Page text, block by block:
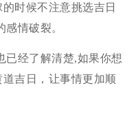
时候不注意挑选吉日
情破裂。
已经了解清楚,如果你想
吉日，让事情更加顺